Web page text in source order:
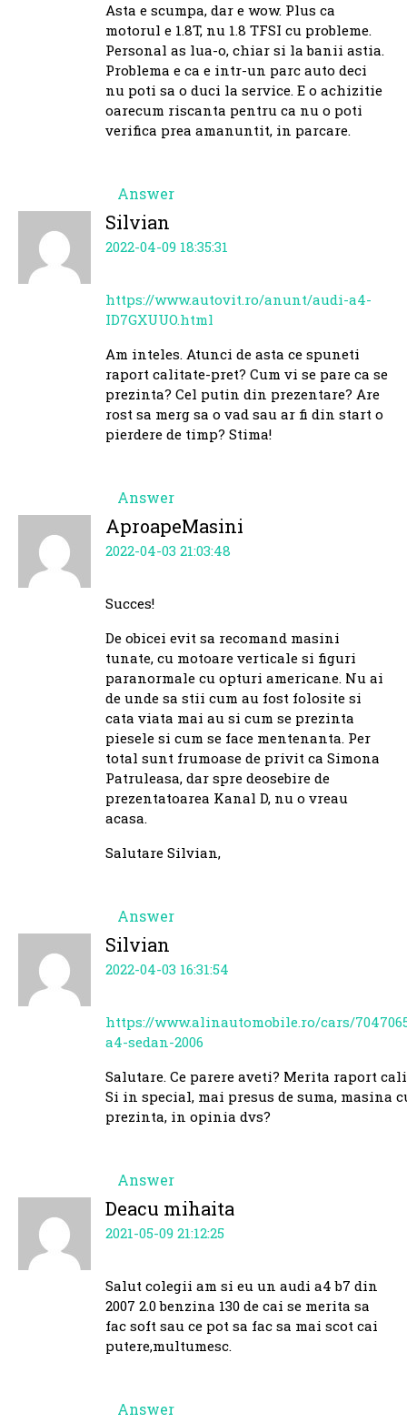
Asta e scumpa, dar e wow. Plus ca
motorul e 1.8T, nu 1.8 TFSI cu probleme.
Personal as lua-o, chiar si la banii astia.
Problema e ca e intr-un parc auto deci
nu poti sa o duci la service. E o achizitie
oarecum riscanta pentru ca nu o poti
verifica prea amanuntit, in parcare.
Answer
Silvian
2022-04-09 18:35:31
Am inteles. Atunci de asta ce spuneti
raport calitate-pret? Cum vi se pare ca se
prezinta? Cel putin din prezentare? Are
rost sa merg sa o vad sau ar fi din start o
pierdere de timp? Stima!
https://www.autovit.ro/anunt/audi-a4-
ID7GXUUO.html
Answer
AproapeMasini
2022-04-03 21:03:48
Salutare Silvian,
De obicei evit sa recomand masini
tunate, cu motoare verticale si figuri
paranormale cu opturi americane. Nu ai
de unde sa stii cum au fost folosite si
cata viata mai au si cum se prezinta
piesele si cum se face mentenanta. Per
total sunt frumoase de privit ca Simona
Patruleasa, dar spre deosebire de
prezentatoarea Kanal D, nu o vreau
acasa.
Succes!
Answer
Silvian
2022-04-03 16:31:54
Salutare. Ce parere aveti? Merita raport
Si in special, mai presus de suma, masina
prezinta, in opinia dvs?
https://www.alinautomobile.ro/cars/
a4-sedan-2006
Answer
Deacu mihaita
2021-05-09 21:12:25
Salut colegii am si eu un audi a4 b7 din
2007 2.0 benzina 130 de cai se merita sa
fac soft sau ce pot sa fac sa mai scot cai
putere,multumesc.
Answer